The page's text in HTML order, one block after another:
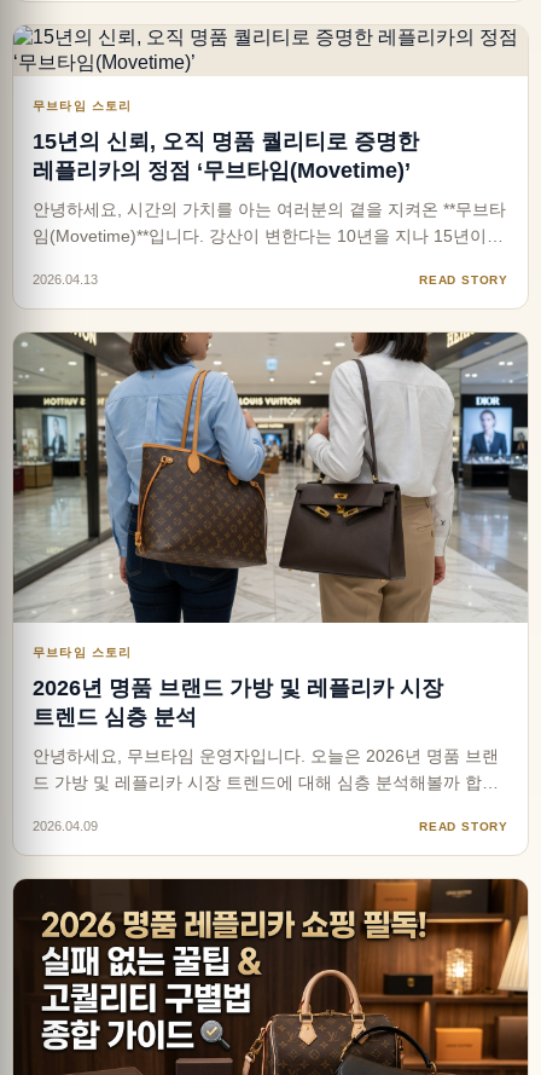
무브타임 스토리
15년의 신뢰, 오직 명품 퀄리티로 증명한
레플리카의 정점 ‘무브타임(Movetime)’
안녕하세요, 시간의 가치를 아는 여러분의 곁을 지켜온 **무브타
임(Movetime)**입니다. 강산이 변한다는 10년을 지나 15년이라
습니다. 누군가에게는 소중한 자신을 위한 보상이었고, 누군가
2026.04.13 READ STORY
무브타임 스토리
2026년 명품 브랜드 가방 및 레플리카 시장
트렌드 심층 분석
안녕하세요, 무브타임 운영자입니다. 오늘은 2026년 명품 브랜
드 가방 및 레플리카 시장 트렌드에 대해 심층 분석해볼까 합니
미로운 과도기를 맞이하고 있습니다. 과거의 과시적인 빅 로고
2026.04.09 READ STORY